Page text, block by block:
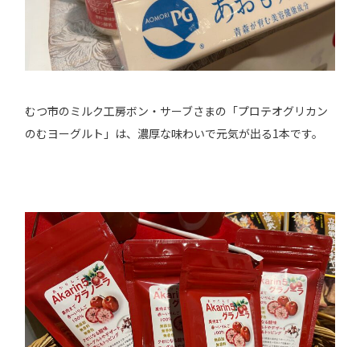
むつ市のミルク工房ボン・サーブさまの「プロテオグリカン
のむヨーグルト」は、濃厚な味わいで元気が出る1本です。